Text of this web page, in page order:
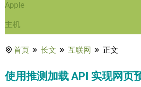
Apple
主机
首页 长文 互联网 正文
使用推测加载 API 实现网页